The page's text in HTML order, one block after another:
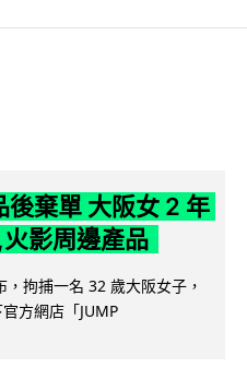
棄單 大阪女 2 年
影周邊產品
拘捕一名 32 歲大阪女子，
方網店「JUMP